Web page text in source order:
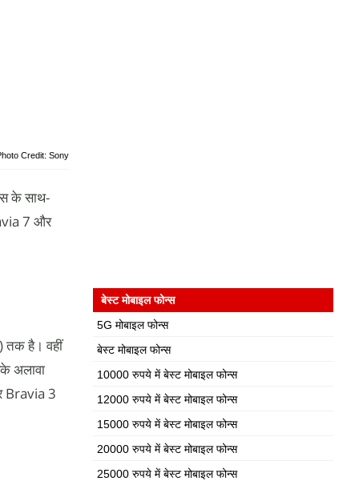
Credit: Sony
के साथ-
7 और
है। वहीं
अलावा
Bravia 3
बेस्ट मोबाइल फोन्स
5G मोबाइल फोन्स
बेस्ट मोबाइल फोन्स
10000 रुपये में बेस्ट मोबाइल फोन्स
12000 रुपये में बेस्ट मोबाइल फोन्स
15000 रुपये में बेस्ट मोबाइल फोन्स
20000 रुपये में बेस्ट मोबाइल फोन्स
25000 रुपये में बेस्ट मोबाइल फोन्स